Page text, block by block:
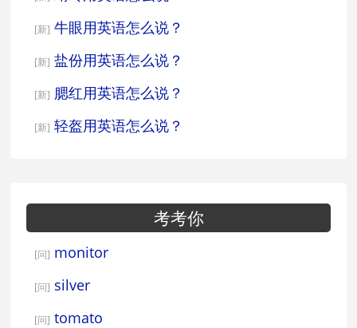
[新] 牛眼用英语怎么说？
[新] 盐份用英语怎么说？
[新] 腮红用英语怎么说？
[新] 轻盔用英语怎么说？
考考你
[问] monitor
[问] silver
[问] tomato